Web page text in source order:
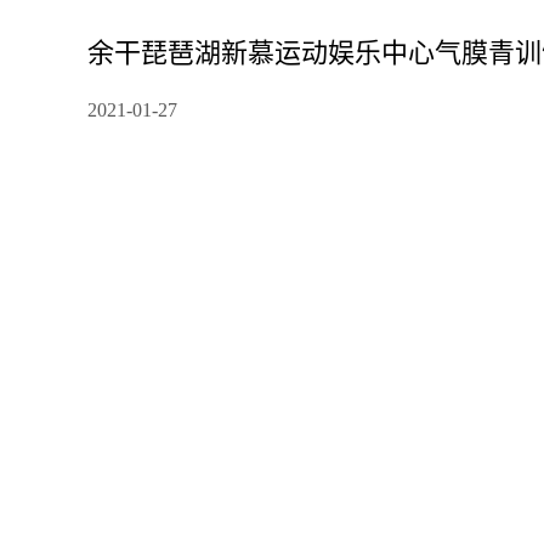
余干琵琶湖新慕运动娱乐中心气膜青
2021-01-27